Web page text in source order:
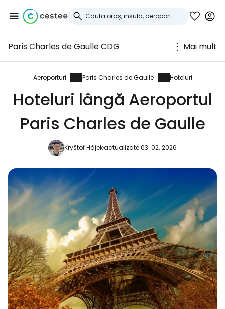
Paris Charles de Gaulle CDG Mai mult
Aeroporturi Paris Charles de Gaulle Hoteluri
Hoteluri lângă Aeroportul
Paris Charles de Gaulle
Kryštof Hájekactualizate 03. 02. 2026
Conectați-vă la
Cestee
... comunitatea mondială a călătorilor
Continuați cu Facebook
Continuați cu e-mailul